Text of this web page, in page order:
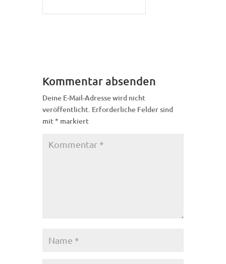
Kommentar absenden
Deine E-Mail-Adresse wird nicht
veröffentlicht. Erforderliche Felder sind
mit* markiert